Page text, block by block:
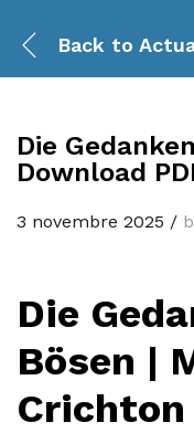
Back to
Die
Download
3 novembre 2025 /
Die
Bösen |
Crichton